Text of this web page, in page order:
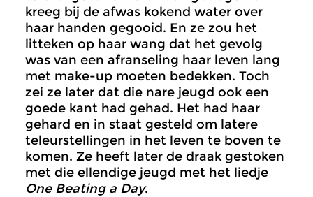
kreeg bij de afwas kokend water over
haar handen gegooid. En ze zou het
litteken op haar wang dat het gevolg
was van een afranseling haar leven lang
met make-up moeten bedekken. Toch
zei ze later dat die nare jeugd ook een
goede kant had gehad. Het had haar
gehard en in staat gesteld om latere
teleurstellingen in het leven te boven te
komen. Ze heeft later de draak gestoken
met die ellendige jeugd met het liedje
One Beating a Day.